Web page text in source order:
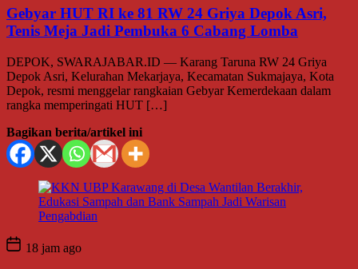
Gebyar HUT RI ke 81 RW 24 Griya Depok Asri,
Tenis Meja Jadi Pembuka 6 Cabang Lomba
DEPOK, SWARAJABAR.ID — Karang Taruna RW 24 Griya
Depok Asri, Kelurahan Mekarjaya, Kecamatan Sukmajaya, Kota
Depok, resmi menggelar rangkaian Gebyar Kemerdekaan dalam
rangka memperingati HUT […]
Bagikan berita/artikel ini
18 jam ago